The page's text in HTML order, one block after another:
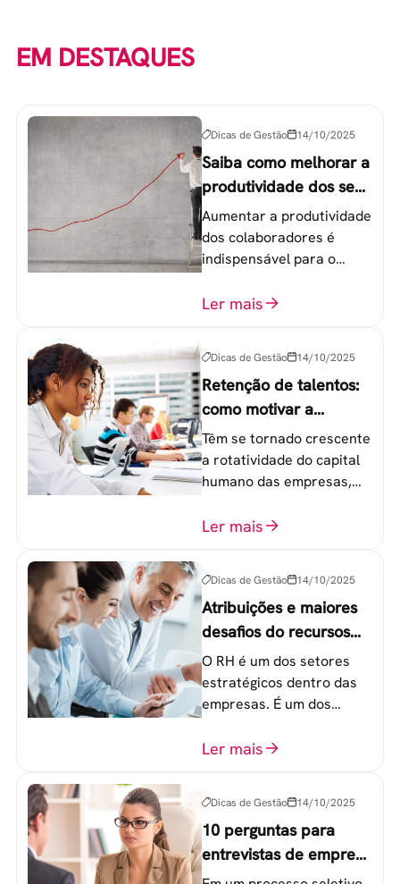
EM DESTAQUES
Dicas de Gestão 14/10/2025
Saiba como melhorar a
produtividade dos seus
colaboradores
Aumentar a produtividade
dos colaboradores é
indispensável para o
equipe de trabalho. 6
Ler mais
Dicas de Gestão 14/10/2025
Retenção de talentos:
como motivar a
geração Y nas
empresas?
Têm se tornado crescente
a rotatividade do capital
humano das empresas,
colaboradores na faixa de
Ler mais
Dicas de Gestão 14/10/2025
Atribuições e maiores
desafios do recursos
humanos em uma
empresa
O RH é um dos setores
estratégicos dentro das
empresas. É um dos
o atingimento das metas
Ler mais
Dicas de Gestão 14/10/2025
10 perguntas para
entrevistas de emprego
que recrutadores não